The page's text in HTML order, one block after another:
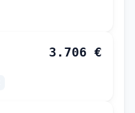
3.706 €